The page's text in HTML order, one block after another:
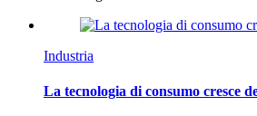
Industria
La tecnologia di consumo cresce